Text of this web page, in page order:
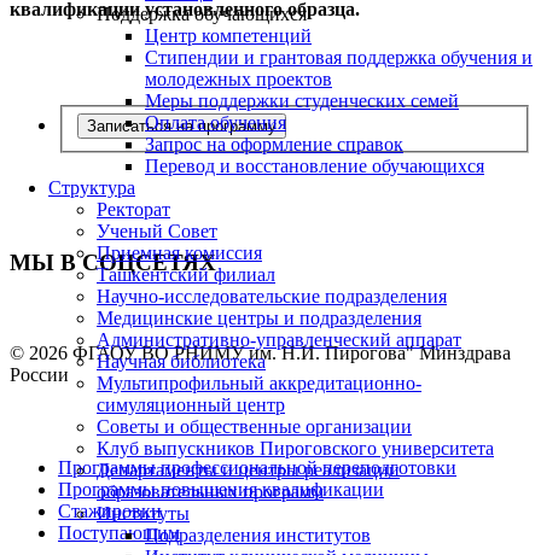
Поддержка обучающихся
Центр компетенций
Стипендии и грантовая поддержка обучения и
молодежных проектов
Меры поддержки студенческих семей
Оплата обучения
Запрос на оформление справок
Перевод и восстановление обучающихся
Структура
Ректорат
Ученый Совет
Приемная комиссия
Ташкентский филиал
Научно-исследовательские подразделения
Медицинские центры и подразделения
Административно-управленческий аппарат
Научная библиотека
Мультипрофильный аккредитационно-
симуляционный центр
Советы и общественные организации
Клуб выпускников Пироговского университета
Департаменты и центры реализации
образовательных программ
Институты
Подразделения институтов
квалификации установленного образца.
Записаться на программу
МЫ В СОЦСЕТЯХ
© 2026 ФГАОУ ВО РНИМУ им. Н.И. Пирогова" Минздрава
России
Программы профессиональной переподготовки
Программы повышения квалификации
Стажировки
Поступающим